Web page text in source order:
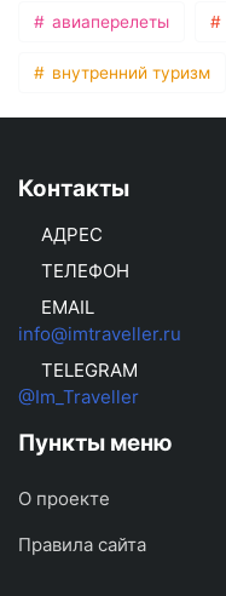
авиаперелеты
внутренний туризм
Контакты
АДРЕС
ТЕЛЕФОН
EMAIL
info@imtraveller.ru
TELEGRAM
@Im_Traveller
Пункты меню
О проекте
Правила сайта